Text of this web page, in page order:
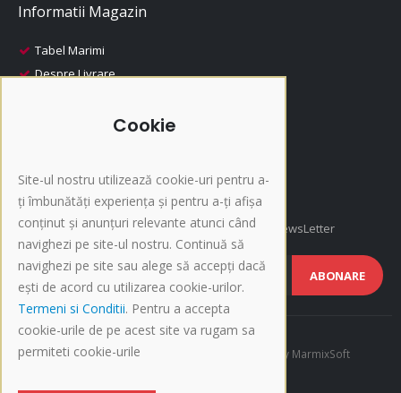
Cookie
Site-ul nostru utilizează cookie-uri pentru a-
ți îmbunătăți experiența și pentru a-ți afișa
conținut și anunțuri relevante atunci când
navighezi pe site-ul nostru. Continuă să
navighezi pe site sau alege să accepți dacă
ești de acord cu utilizarea cookie-urilor.
Termeni si Conditii. Pentru a accepta
cookie-urile de pe acest site va rugam sa
permiteti cookie-urile
Informatii Magazin
Tabel Marimi
Despre Livrare
Inscriere NewsLetter
Afla cele mai noi oferte si promotii, Inscrie-te la NewsLetter
ABONARE
©Copyright 2015-present i-Fashion.ro. Developed by MarmixSoft